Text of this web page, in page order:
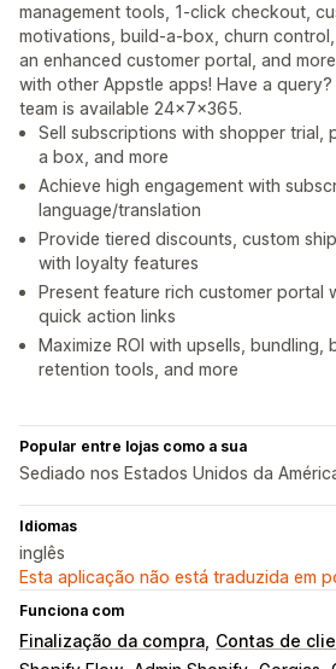
management tools, 1-click checkout,
motivations, build-a-box, churn
an enhanced customer portal, and
with other Appstle apps! Have a
team is available 24x7x365.
Sell subscriptions with shopper trial,
a box, and more
Achieve high engagement with
language/translation
Provide tiered discounts, custom
with loyalty features
Present feature rich customer portal
quick action links
Maximize ROI with upsells, bundling,
retention tools, and more
Popular entre lojas como a sua
Sediado nos Estados Unidos da
Idiomas
inglês
Esta aplicação não está traduzida em
Funciona com
Finalização da compra Contas de